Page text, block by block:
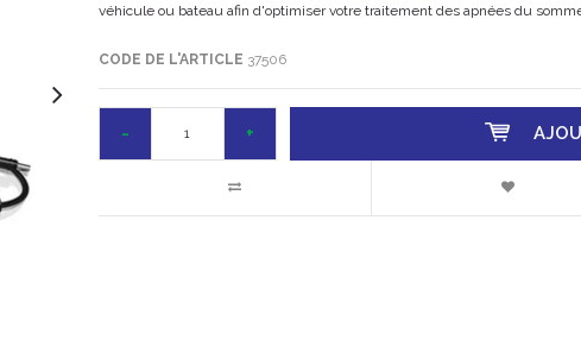
véhicule ou bateau afin d'optimiser votre traitement des apnées du
CODE DE L'ARTICLE 37506
- +